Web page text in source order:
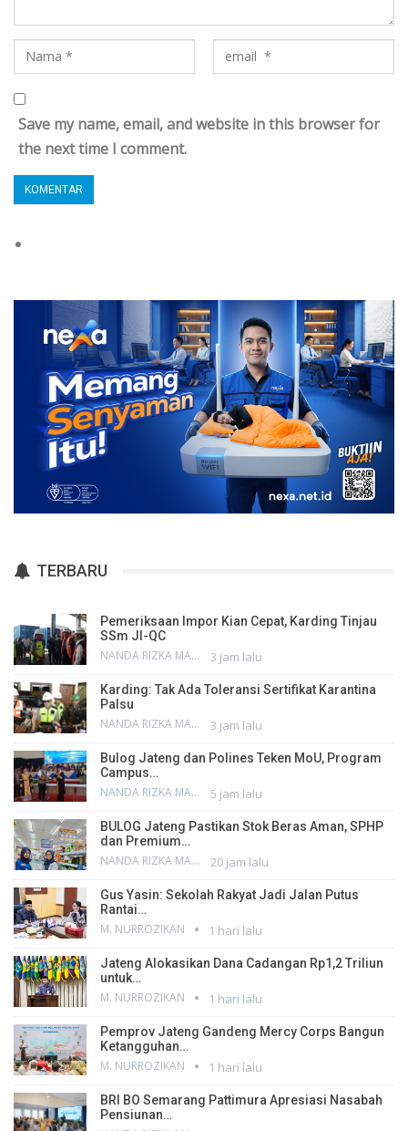
Save my name, email, and website in this browser for
the next time I comment.
TERBARU
Pemeriksaan Impor Kian Cepat, Karding Tinjau
SSm JI-QC
NANDA RIZKA MAHENDRA 3 jam lalu
Karding: Tak Ada Toleransi Sertifikat Karantina
Palsu
NANDA RIZKA MAHENDRA 3 jam lalu
Bulog Jateng dan Polines Teken MoU, Program
Campus…
NANDA RIZKA MAHENDRA 5 jam lalu
BULOG Jateng Pastikan Stok Beras Aman, SPHP
dan Premium…
NANDA RIZKA MAHENDRA 20 jam lalu
Gus Yasin: Sekolah Rakyat Jadi Jalan Putus
Rantai…
M. NURROZIKAN 1 hari lalu
Jateng Alokasikan Dana Cadangan Rp1,2 Triliun
untuk…
M. NURROZIKAN 1 hari lalu
Pemprov Jateng Gandeng Mercy Corps Bangun
Ketangguhan…
M. NURROZIKAN 1 hari lalu
BRI BO Semarang Pattimura Apresiasi Nasabah
Pensiunan…